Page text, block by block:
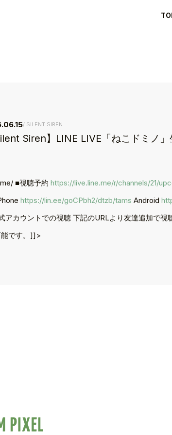
SHOP
SILENT SIREN
Siren】LINE LIVE「ねこドミノ」
■視聴予約 https://live.line.me/r/channels/21/
https://lin.ee/goCPbh2/dtzb/tams Android
カウントでの視聴 下記のURLより友達追加で視
です。]]>